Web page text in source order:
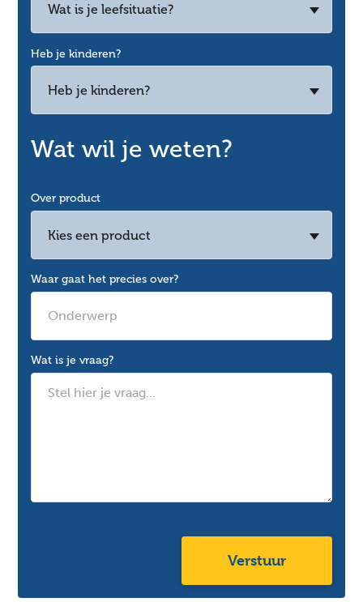
Wat is je leefsituatie?
Heb je kinderen?
Heb je kinderen?
Wat wil je weten?
Over product
Kies een product
Waar gaat het precies over?
Wat is je vraag?
Verstuur